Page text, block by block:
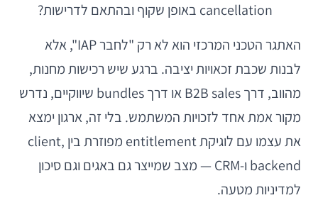
cancellation באופן שקוף ובהתאם לדרישות?
האתגר הטכני המרכזי הוא לא רק "לחבר IAP", אלא
לבנות שכבת זכאויות יציבה. ברגע שיש רכישות מחנות,
מהווב, דרך B2B sales או דרך bundles שיווקיים, נדרש
מקור אמת אחד לזכויות המשתמש. בלי זה, ארגון ימצא
את עצמו עם לוגיקת entitlement מפוזרת בין client,
backend ו-CRM — מצב שמייצר גם באגים וגם סיכון
למדיניות מטעה.